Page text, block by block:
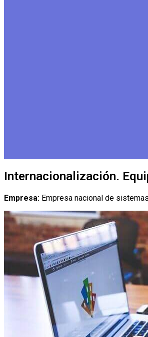
Internacionalización.
Empresa: Empresa nacional de